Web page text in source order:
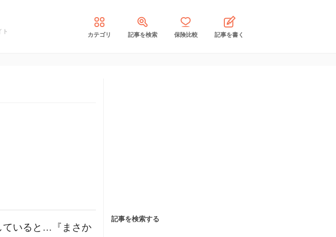
ト
カテゴリ 記事を検索 保険比較 記事を書く
ていると…『まさか
記事を検索する